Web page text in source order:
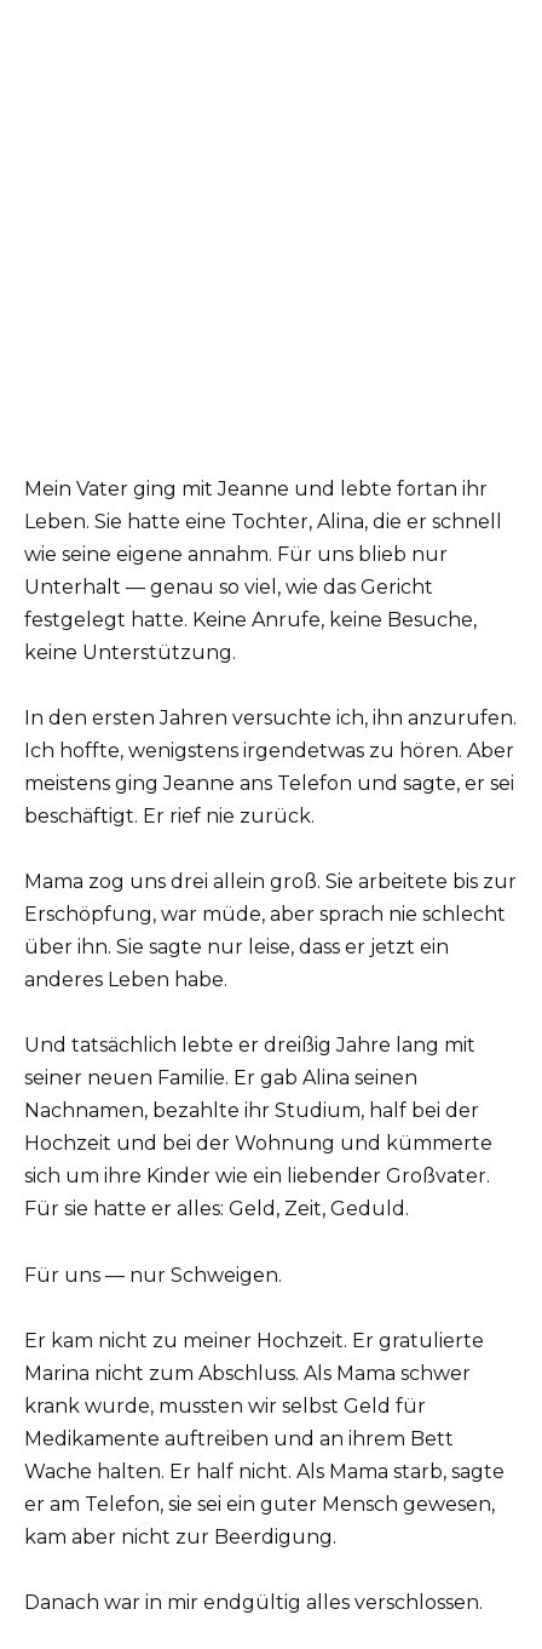
Mein Vater ging mit Jeanne und lebte fortan ihr
Leben. Sie hatte eine Tochter, Alina, die er schnell
wie seine eigene annahm. Für uns blieb nur
Unterhalt — genau so viel, wie das Gericht
festgelegt hatte. Keine Anrufe, keine Besuche,
keine Unterstützung.
In den ersten Jahren versuchte ich, ihn anzurufen.
Ich hoffte, wenigstens irgendetwas zu hören. Aber
meistens ging Jeanne ans Telefon und sagte, er sei
beschäftigt. Er rief nie zurück.
Mama zog uns drei allein groß. Sie arbeitete bis zur
Erschöpfung, war müde, aber sprach nie schlecht
über ihn. Sie sagte nur leise, dass er jetzt ein
anderes Leben habe.
Und tatsächlich lebte er dreißig Jahre lang mit
seiner neuen Familie. Er gab Alina seinen
Nachnamen, bezahlte ihr Studium, half bei der
Hochzeit und bei der Wohnung und kümmerte
sich um ihre Kinder wie ein liebender Großvater.
Für sie hatte er alles: Geld, Zeit, Geduld.
Für uns — nur Schweigen.
Er kam nicht zu meiner Hochzeit. Er gratulierte
Marina nicht zum Abschluss. Als Mama schwer
krank wurde, mussten wir selbst Geld für
Medikamente auftreiben und an ihrem Bett
Wache halten. Er half nicht. Als Mama starb, sagte
er am Telefon, sie sei ein guter Mensch gewesen,
kam aber nicht zur Beerdigung.
Danach war in mir endgültig alles verschlossen.